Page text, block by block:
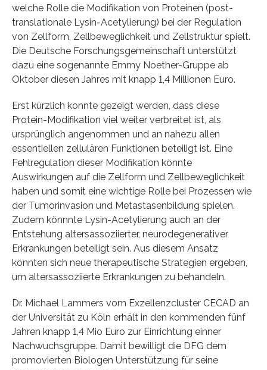
welche Rolle die Modifikation von Proteinen (post-
translationale Lysin-Acetylierung) bei der Regulation
von Zellform, Zellbeweglichkeit und Zellstruktur spielt.
Die Deutsche Forschungsgemeinschaft unterstützt
dazu eine sogenannte Emmy Noether-Gruppe ab
Oktober diesen Jahres mit knapp 1,4 Millionen Euro.
Erst kürzlich konnte gezeigt werden, dass diese
Protein-Modifikation viel weiter verbreitet ist, als
ursprünglich angenommen und an nahezu allen
essentiellen zellulären Funktionen beteiligt ist. Eine
Fehlregulation dieser Modifikation könnte
Auswirkungen auf die Zellform und Zellbeweglichkeit
haben und somit eine wichtige Rolle bei Prozessen wie
der Tumorinvasion und Metastasenbildung spielen.
Zudem könnnte Lysin-Acetylierung auch an der
Entstehung altersassoziierter, neurodegenerativer
Erkrankungen beteiligt sein. Aus diesem Ansatz
könnten sich neue therapeutische Strategien ergeben,
um altersassoziierte Erkrankungen zu behandeln.
Dr. Michael Lammers vom Exzellenzcluster CECAD an
der Universität zu Köln erhält in den kommenden fünf
Jahren knapp 1,4 Mio Euro zur Einrichtung einner
Nachwuchsgruppe. Damit bewilligt die DFG dem
promovierten Biologen Unterstützung für seine